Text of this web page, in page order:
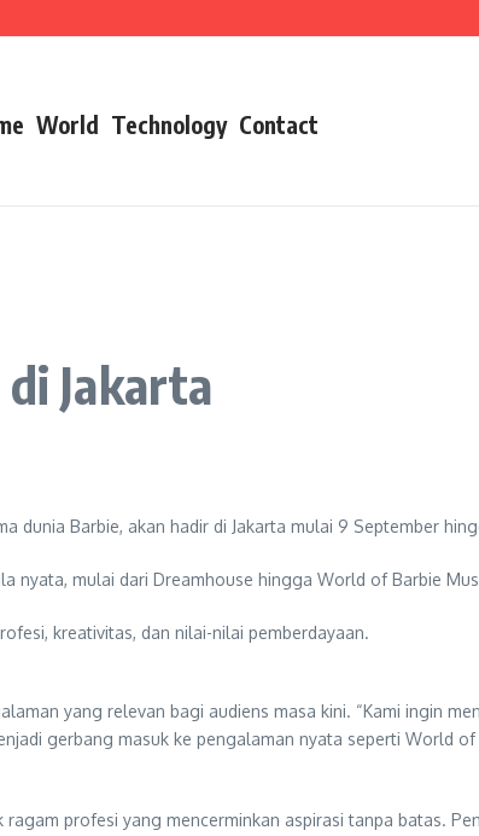
World Technology Contact
Jakarta
dunia Barbie, akan hadir di Jakarta mulai 9 September
nyata, mulai dari Dreamhouse hingga World of Barbie
kreativitas, dan nilai-nilai pemberdayaan.
yang relevan bagi audiens masa kini. “Kami ingin
gerbang masuk ke pengalaman nyata seperti World
profesi yang mencerminkan aspirasi tanpa batas.